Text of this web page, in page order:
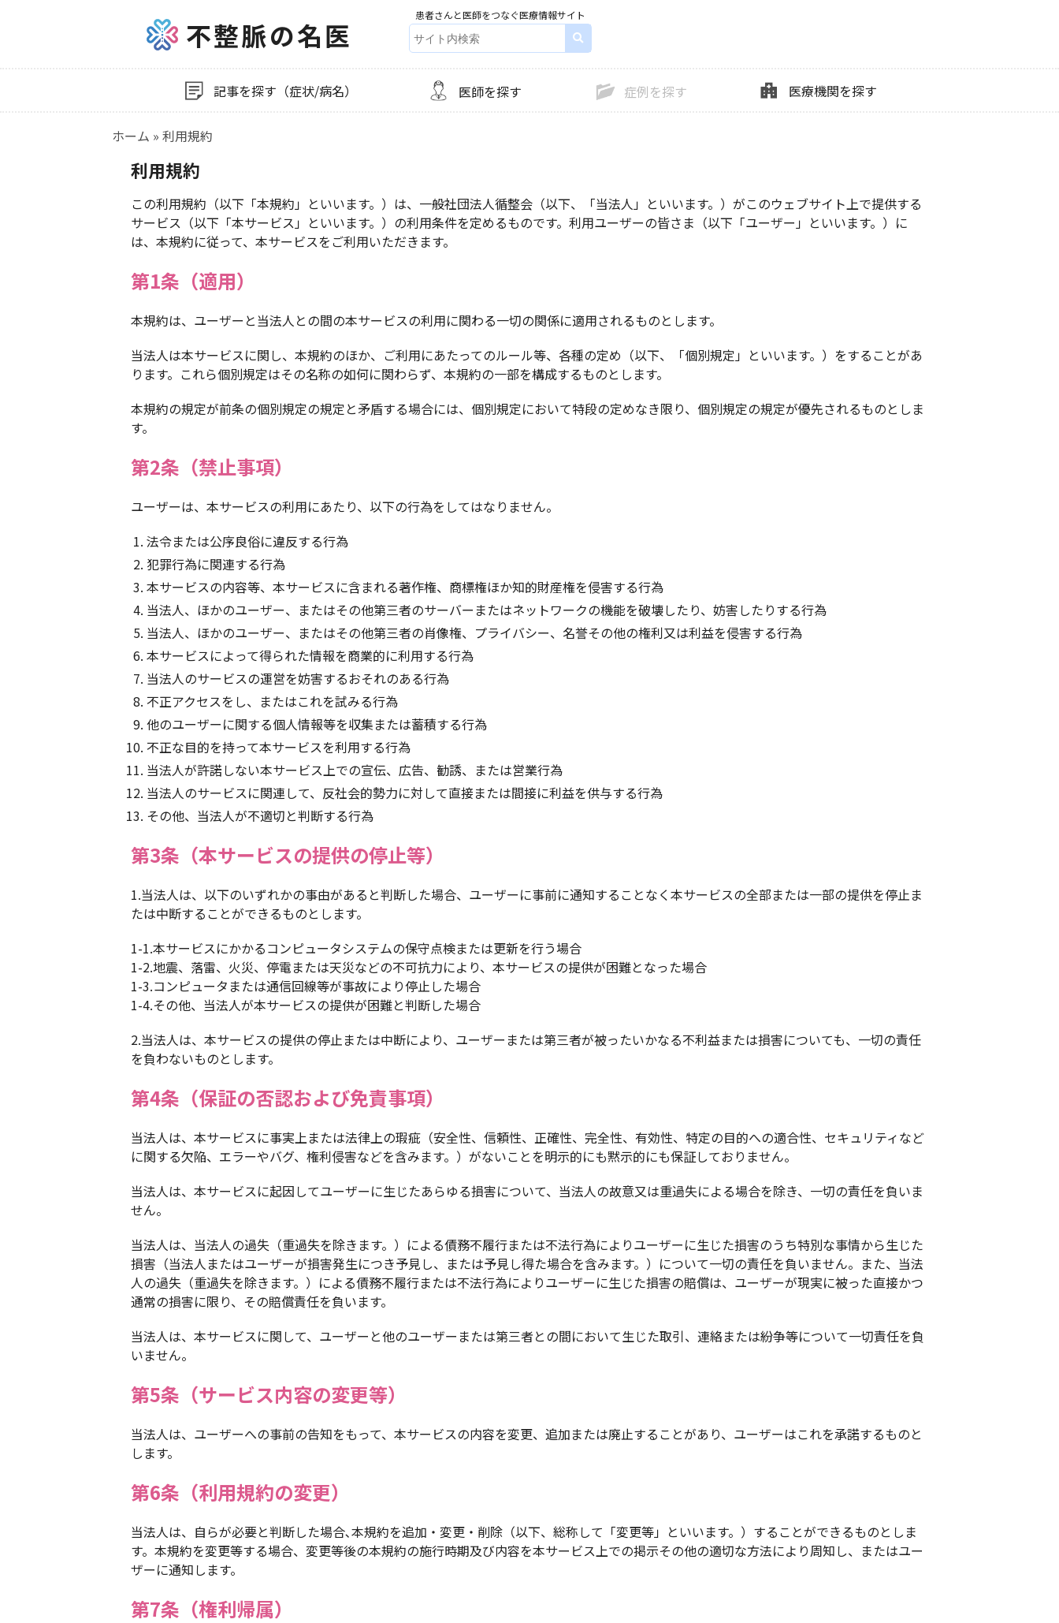
不整脈の名医
患者さんと医師をつなぐ医療情報サイト
記事を探す（症状/病名） 医師を探す 症例を探す 医療機関を探す
ホーム » 利用規約
利用規約
この利用規約（以下「本規約」といいます。）は、一般社団法人循整会（以下、「当法人」といいます。）がこのウェブサイト上で提供する
サービス（以下「本サービス」といいます。）の利用条件を定めるものです。利用ユーザーの皆さま（以下「ユーザー」といいます。）に
は、本規約に従って、本サービスをご利用いただきます。
第1条（適用）
本規約は、ユーザーと当法人との間の本サービスの利用に関わる一切の関係に適用されるものとします。
当法人は本サービスに関し、本規約のほか、ご利用にあたってのルール等、各種の定め（以下、「個別規定」といいます。）をすることがあ
ります。これら個別規定はその名称の如何に関わらず、本規約の一部を構成するものとします。
本規約の規定が前条の個別規定の規定と矛盾する場合には、個別規定において特段の定めなき限り、個別規定の規定が優先されるものとしま
す。
第2条（禁止事項）
ユーザーは、本サービスの利用にあたり、以下の行為をしてはなりません。
法令または公序良俗に違反する行為
犯罪行為に関連する行為
本サービスの内容等、本サービスに含まれる著作権、商標権ほか知的財産権を侵害する行為
当法人、ほかのユーザー、またはその他第三者のサーバーまたはネットワークの機能を破壊したり、妨害したりする行為
当法人、ほかのユーザー、またはその他第三者の肖像権、プライバシー、名誉その他の権利又は利益を侵害する行為
本サービスによって得られた情報を商業的に利用する行為
当法人のサービスの運営を妨害するおそれのある行為
不正アクセスをし、またはこれを試みる行為
他のユーザーに関する個人情報等を収集または蓄積する行為
不正な目的を持って本サービスを利用する行為
当法人が許諾しない本サービス上での宣伝、広告、勧誘、または営業行為
当法人のサービスに関連して、反社会的勢力に対して直接または間接に利益を供与する行為
その他、当法人が不適切と判断する行為
第3条（本サービスの提供の停止等）
1.当法人は、以下のいずれかの事由があると判断した場合、ユーザーに事前に通知することなく本サービスの全部または一部の提供を停止ま
たは中断することができるものとします。
1-1.本サービスにかかるコンピュータシステムの保守点検または更新を行う場合
1-2.地震、落雷、火災、停電または天災などの不可抗力により、本サービスの提供が困難となった場合
1-3.コンピュータまたは通信回線等が事故により停止した場合
1-4.その他、当法人が本サービスの提供が困難と判断した場合
2.当法人は、本サービスの提供の停止または中断により、ユーザーまたは第三者が被ったいかなる不利益または損害についても、一切の責任
を負わないものとします。
第4条（保証の否認および免責事項）
当法人は、本サービスに事実上または法律上の瑕疵（安全性、信頼性、正確性、完全性、有効性、特定の目的への適合性、セキュリティなど
に関する欠陥、エラーやバグ、権利侵害などを含みます。）がないことを明示的にも黙示的にも保証しておりません。
当法人は、本サービスに起因してユーザーに生じたあらゆる損害について、当法人の故意又は重過失による場合を除き、一切の責任を負いま
せん。
当法人は、当法人の過失（重過失を除きます。）による債務不履行または不法行為によりユーザーに生じた損害のうち特別な事情から生じた
損害（当法人またはユーザーが損害発生につき予見し、または予見し得た場合を含みます。）について一切の責任を負いません。また、当法
人の過失（重過失を除きます。）による債務不履行または不法行為によりユーザーに生じた損害の賠償は、ユーザーが現実に被った直接かつ
通常の損害に限り、その賠償責任を負います。
当法人は、本サービスに関して、ユーザーと他のユーザーまたは第三者との間において生じた取引、連絡または紛争等について一切責任を負
いません。
第5条（サービス内容の変更等）
当法人は、ユーザーへの事前の告知をもって、本サービスの内容を変更、追加または廃止することがあり、ユーザーはこれを承諾するものと
します。
第6条（利用規約の変更）
当法人は、自らが必要と判断した場合､本規約を追加・変更・削除（以下、総称して「変更等」といいます。）することができるものとしま
す。本規約を変更等する場合、変更等後の本規約の施行時期及び内容を本サービス上での掲示その他の適切な方法により周知し、またはユー
ザーに通知します。
第7条（権利帰属）